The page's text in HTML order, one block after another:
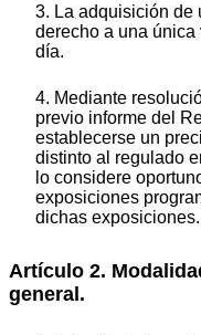
3. La adquisición de
derecho a una
día.
4. Mediante
previo informe del
establecerse un
distinto al regulado
lo considere
exposiciones
dichas exposiciones.
Artículo 2.
general.